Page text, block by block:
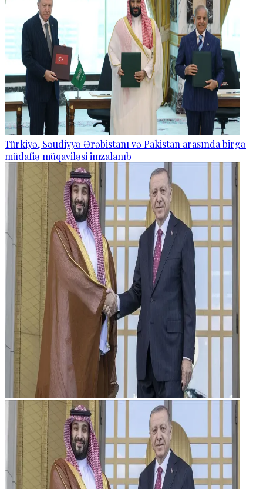
Türkiyə, Səudiyyə Ərəbistanı və Pakistan arasında birgə
müdafiə müqaviləsi imzalanıb